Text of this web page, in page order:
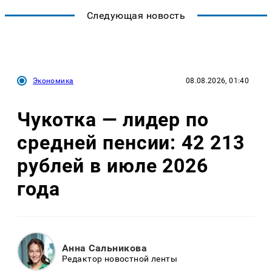
Следующая новость
Экономика 08.08.2026, 01:40
Чукотка — лидер по
средней пенсии: 42 213
рублей в июле 2026
года
Анна Сальникова
Редактор новостной ленты